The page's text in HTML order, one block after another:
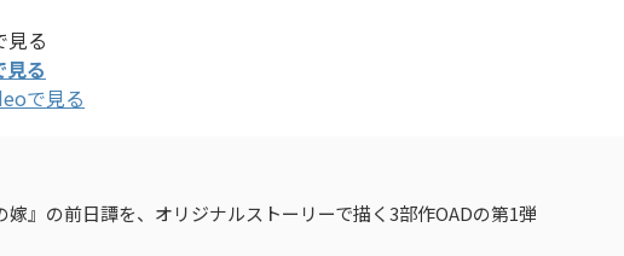
見る
見る
で見る
嫁』の前日譚を、オリジナルストーリーで描く3部作OADの第1弾